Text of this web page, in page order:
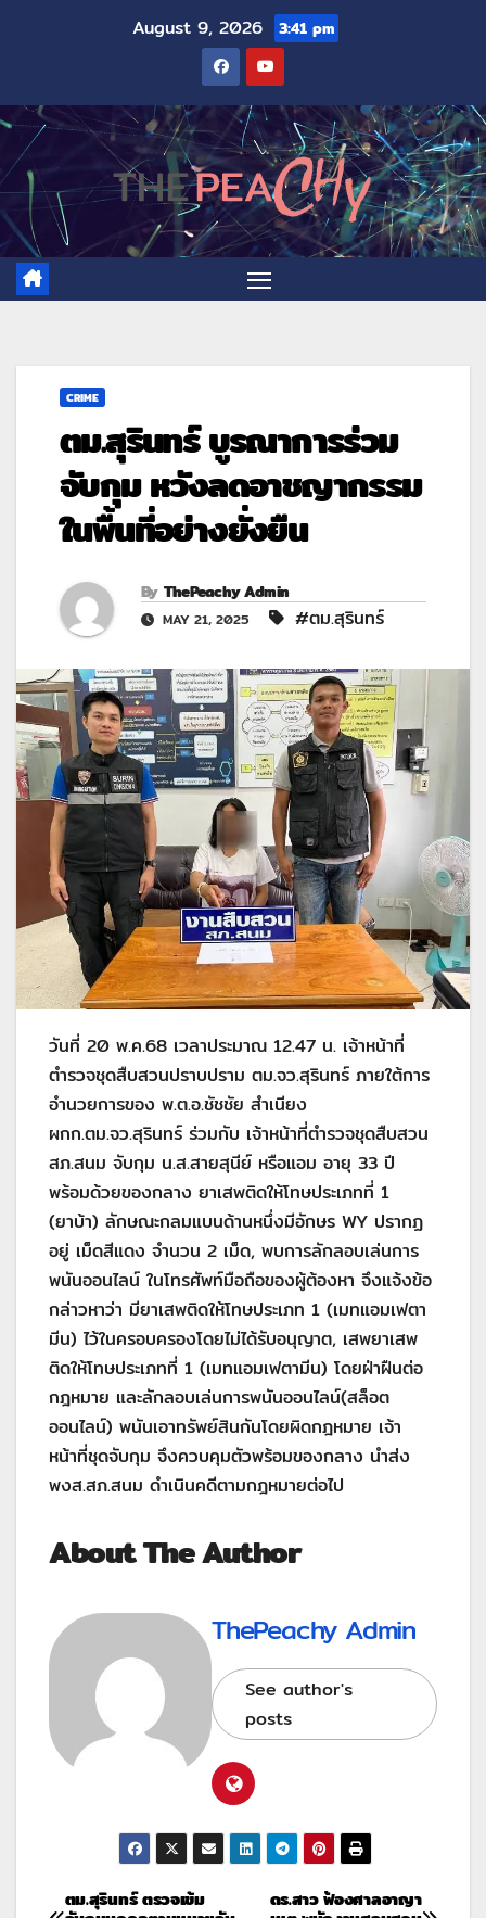
August 9, 2026 3:41 pm
CRIME
ตม.สุรินทร์ บูรณาการร่วม
จับกุม หวังลดอาชญากรรม
ในพื้นที่อย่างยั่งยืน
By ThePeachy Admin
MAY 21, 2025 #ตม.สุรินทร์
วันที่ 20 พ.ค.68 เวลาประมาณ 12.47 น. เจ้าหน้าที่
ตำรวจชุดสืบสวนปราบปราม ตม.จว.สุรินทร์ ภายใต้การ
อำนวยการของ พ.ต.อ.ชัชชัย สำเนียง
ผกก.ตม.จว.สุรินทร์ ร่วมกับ เจ้าหน้าที่ตำรวจชุดสืบสวน
สภ.สนม จับกุม น.ส.สายสุนีย์ หรือแอม อายุ 33 ปี
พร้อมด้วยของกลาง ยาเสพติดให้โทษประเภทที่ 1
(ยาบ้า) ลักษณะกลมแบนด้านหนึ่งมีอักษร WY ปรากฏ
อยู่ เม็ดสีแดง จำนวน 2 เม็ด, พบการลักลอบเล่นการ
พนันออนไลน์ ในโทรศัพท์มือถือของผู้ต้องหา จึงแจ้งข้อ
กล่าวหาว่า มียาเสพติดให้โทษประเภท 1 (เมทแอมเฟตา
มีน) ไว้ในครอบครองโดยไม่ได้รับอนุญาต, เสพยาเสพ
ติดให้โทษประเภทที่ 1 (เมทแอมเฟตามีน) โดยฝ่าฝืนต่อ
กฎหมาย และลักลอบเล่นการพนันออนไลน์(สล็อต
ออนไลน์) พนันเอาทรัพย์สินกันโดยผิดกฎหมาย เจ้า
หน้าที่ชุดจับกุม จึงควบคุมตัวพร้อมของกลาง นำส่ง
พงส.สภ.สนม ดำเนินคดีตามกฎหมายต่อไป
About The Author
ThePeachy Admin
See author's
posts
ดร.สาว ฟ้องศาลอาญา
ตม.สุรินทร์ ตรวจเข้ม